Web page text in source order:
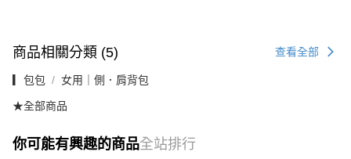
商品相關分類 (5) 查看全部
▎包包 女用｜側．肩背包
★全部商品
你可能有興趣的商品全站排行